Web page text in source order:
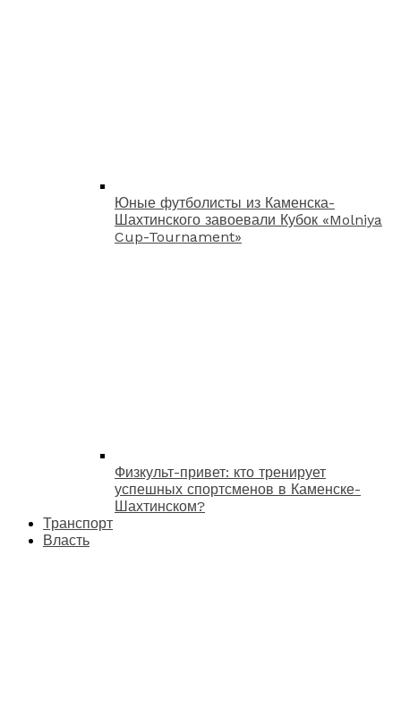
Юные футболисты из Каменска-
Шахтинского завоевали Кубок «Molniya
Cup-Tournament»
Физкульт-привет: кто тренирует
успешных спортсменов в Каменске-
Шахтинском?
Транспорт
Власть